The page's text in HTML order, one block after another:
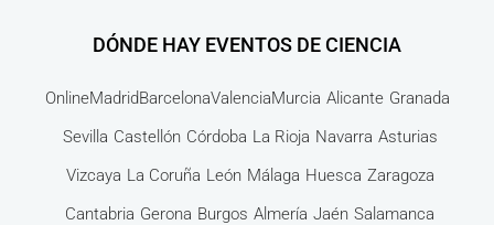
DÓNDE HAY EVENTOS DE CIENCIA
OnlineMadridBarcelonaValenciaMurcia Alicante Granada
Sevilla Castellón Córdoba La Rioja Navarra Asturias
Vizcaya La Coruña León Málaga Huesca Zaragoza
Cantabria Gerona Burgos Almería Jaén Salamanca